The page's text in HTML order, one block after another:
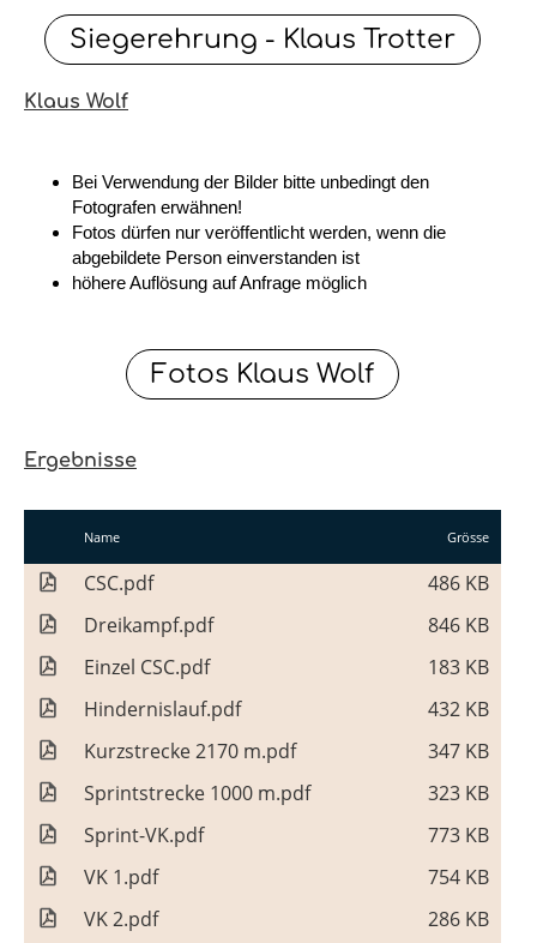
Siegerehrung - Klaus Trotter
Klaus Wolf
Bei Verwendung der Bilder bitte unbedingt den
Fotografen erwähnen!
Fotos dürfen nur veröffentlicht werden, wenn die
abgebildete Person einverstanden ist
höhere Auflösung auf Anfrage möglich
Fotos Klaus Wolf
Ergebnisse
Name Grösse
CSC.pdf
486 KB
Dreikampf.pdf
846 KB
Einzel CSC.pdf
183 KB
Hindernislauf.pdf
432 KB
Kurzstrecke 2170 m.pdf
347 KB
Sprintstrecke 1000 m.pdf
323 KB
Sprint-VK.pdf
773 KB
VK 1.pdf
754 KB
VK 2.pdf
286 KB